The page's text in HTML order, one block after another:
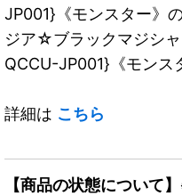
JP001}《モンスター》
ジア☆ブラックマジシ
QCCU-JP001}《モンス
詳細は こちら
【商品の状態について】